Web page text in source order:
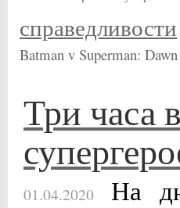
справедливости
Batman v Superman:
Три часа
01.04.2020
На